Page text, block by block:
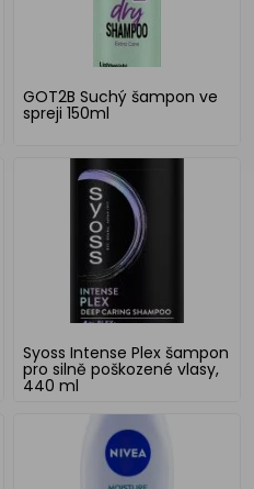
GOT2B Suchý šampon ve
spreji 150ml
Syoss Intense Plex šampon
pro silně poškozené vlasy,
440 ml